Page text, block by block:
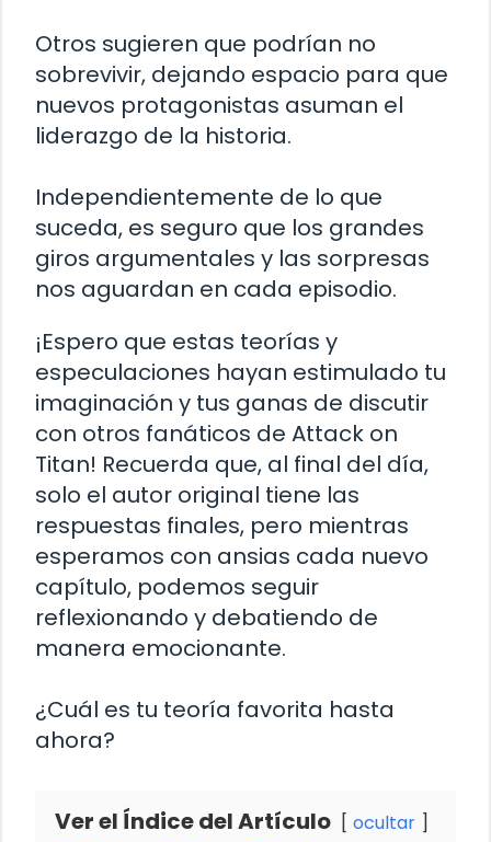
Otros sugieren que podrían no
sobrevivir, dejando espacio para que
nuevos protagonistas asuman el
liderazgo de la historia.
Independientemente de lo que
suceda, es seguro que los grandes
giros argumentales y las sorpresas
nos aguardan en cada episodio.
¡Espero que estas teorías y
especulaciones hayan estimulado tu
imaginación y tus ganas de discutir
con otros fanáticos de Attack on
Titan! Recuerda que, al final del día,
solo el autor original tiene las
respuestas finales, pero mientras
esperamos con ansias cada nuevo
capítulo, podemos seguir
reflexionando y debatiendo de
manera emocionante.
¿Cuál es tu teoría favorita hasta
ahora?
Ver el Índice del Artículo ocultar